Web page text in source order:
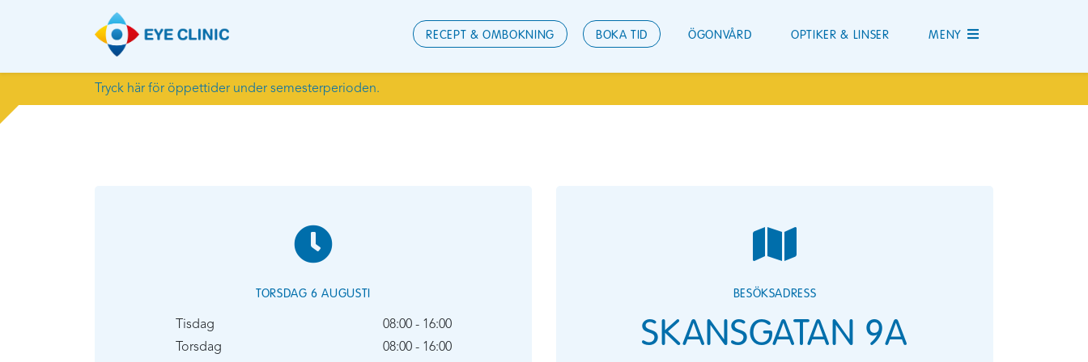
RECEPT & OMBOKNING BOKA TID ÖGONVÅRD OPTIKER & LINSER MENY
Tryck här för öppettider under semesterperioden.
TORSDAG 6 AUGUSTI
Tisdag
Torsdag
08:00 - 16:00
08:00 - 16:00
BESÖKSADRESS
SKANSGATAN 9A